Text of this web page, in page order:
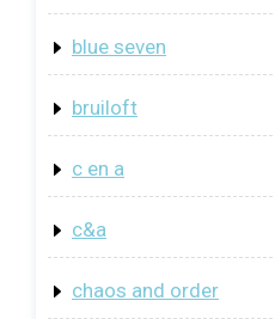
blue seven
bruiloft
c en a
c&a
chaos and order